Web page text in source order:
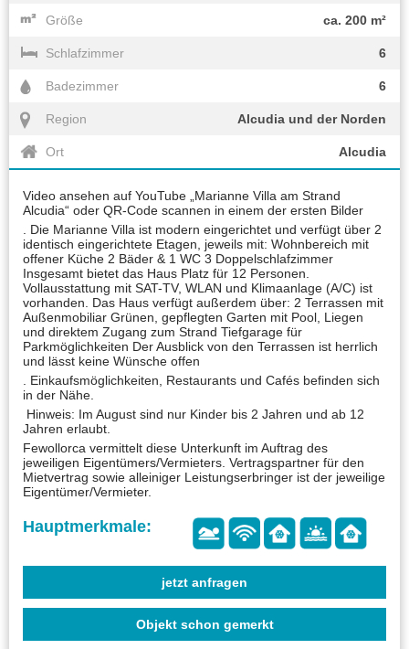
Größe ca. 200 m²
Schlafzimmer 6
Badezimmer 6
Region Alcudia und der Norden
Ort Alcudia
Video ansehen auf YouTube „Marianne Villa am Strand
Alcudia“ oder QR-Code scannen in einem der ersten Bilder
. Die Marianne Villa ist modern eingerichtet und verfügt über 2
identisch eingerichtete Etagen, jeweils mit: Wohnbereich mit
offener Küche 2 Bäder & 1 WC 3 Doppelschlafzimmer
Insgesamt bietet das Haus Platz für 12 Personen.
Vollausstattung mit SAT-TV, WLAN und Klimaanlage (A/C) ist
vorhanden. Das Haus verfügt außerdem über: 2 Terrassen mit
Außenmobiliar Grünen, gepflegten Garten mit Pool, Liegen
und direktem Zugang zum Strand Tiefgarage für
Parkmöglichkeiten Der Ausblick von den Terrassen ist herrlich
und lässt keine Wünsche offen
. Einkaufsmöglichkeiten, Restaurants und Cafés befinden sich
in der Nähe.
Hinweis: Im August sind nur Kinder bis 2 Jahren und ab 12
Jahren erlaubt.
Fewollorca vermittelt diese Unterkunft im Auftrag des
jeweiligen Eigentümers/Vermieters. Vertragspartner für den
Mietvertrag sowie alleiniger Leistungserbringer ist der jeweilige
Eigentümer/Vermieter.
jetzt anfragen
Objekt schon gemerkt